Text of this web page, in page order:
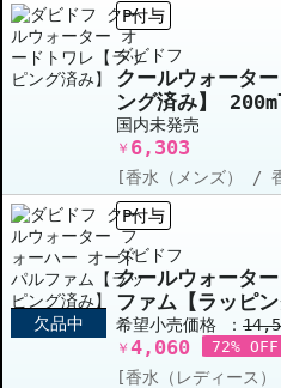
P付与
ダビドフ
クールウォータ
ング済み】
国内未発売
￥ 6,303
[香水（メンズ） /
欠品中
P付与
ダビドフ
クールウォーター フォ
ファム【ラッピ
希望小売価格 ：
￥ 4,060 72% OFF
[香水（レディース